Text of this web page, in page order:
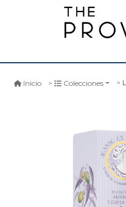
Inicio Colecciones